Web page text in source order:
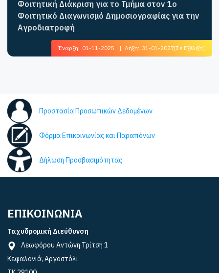
Φοιτητική Διάκριση για το Τμήμα στον 1ο
Φοιτητικό Διαγωνισμό Δημοσιογραφίας για την
Αγροδιατροφή
Έναρξη: 01-11-2025 | Λήξη: 31-01-2027[Σε Εξέλιξη]
Προστασία Προσωπικών Δεδομένων
Φόρμα Επικοινωνίας και Παραπόνων
Δήλωση Προσβασιμότητας
ΕΠΙΚΟΙΝΩΝΙΑ
Ταχυδρομική Διεύθυνση
Λεωφόρου Αντώνη Τρίτση 1
Κεφαλονιά, Αργοστόλι